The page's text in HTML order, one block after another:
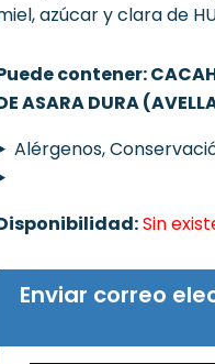
azúcar y clara de
contener:
ASARA DURA
Alérgenos,
Sin
Enviar correo